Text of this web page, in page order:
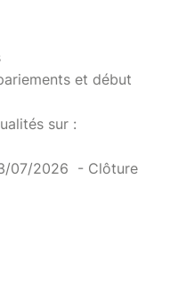
et début
sur :
07/2026 - Clôture